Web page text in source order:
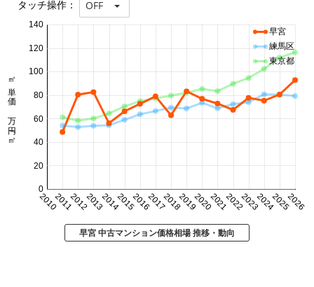
タッチ操作： OFF
20102011201220132014201520162017201820192020202120222023202420252026
0
20
40
60
80
100
120
140
㎡単価 万円/㎡
早宮
練馬区
東京都
早宮 中古マンション価格相場 推移・動向